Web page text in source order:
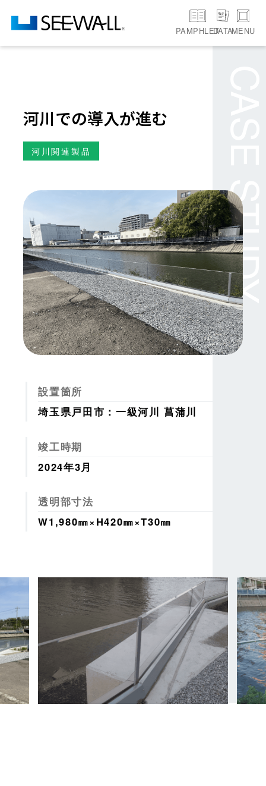
PAMPHLETDATAMENU
河川での導入が進む
河川関連製品
設置箇所
埼玉県戸田市：一級河川 菖蒲川
竣工時期
2024年3月
透明部寸法
W1,980㎜×H420㎜×T30㎜